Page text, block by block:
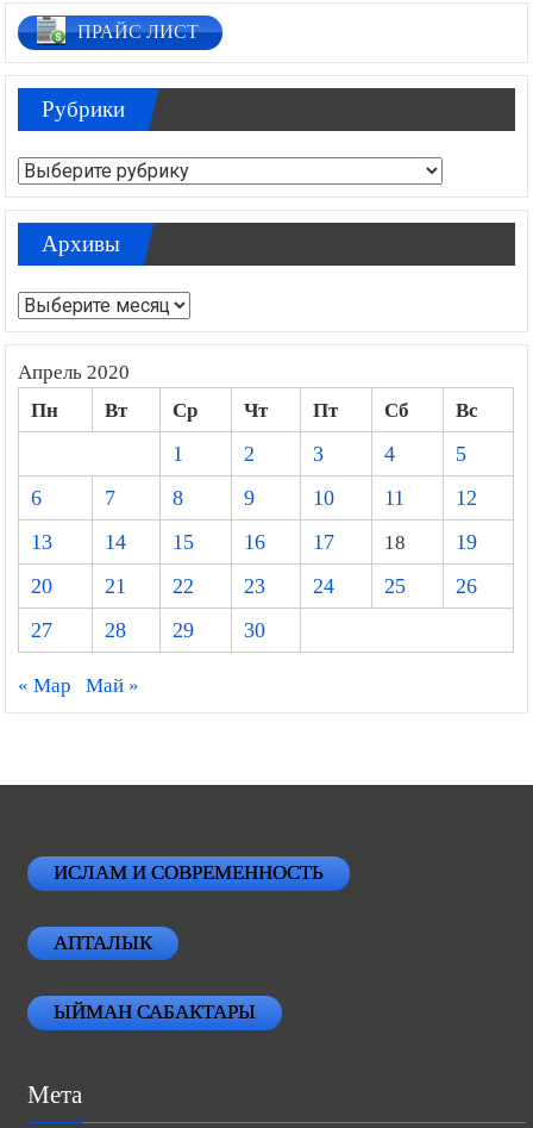
ПРАЙС ЛИСТ
Рубрики
Рубрики
Архивы
Архивы
Апрель 2020
Пн Вт Ср Чт Пт Сб
Вс
1
2 3 4
5
6
7 8 9 10 11
12
13
14 15 16 17 18
19
20
21 22 23 24 25
26
27
28 29 30
« Мар Май »
ИСЛАМ И СОВРЕМЕННОСТЬ
АПТАЛЫК
ЫЙМАН САБАКТАРЫ
Мета